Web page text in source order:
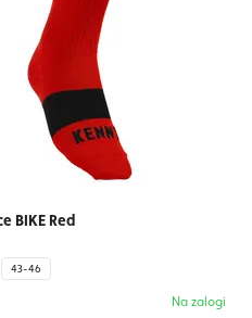
BIKE Red
43-46
Na zalogi